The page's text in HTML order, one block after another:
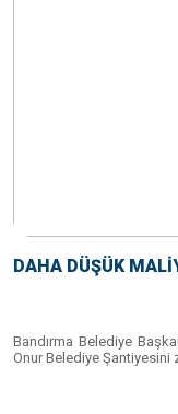
DAHA DÜŞÜK
Bandırma Belediye
Onur Belediye Şantiyesini